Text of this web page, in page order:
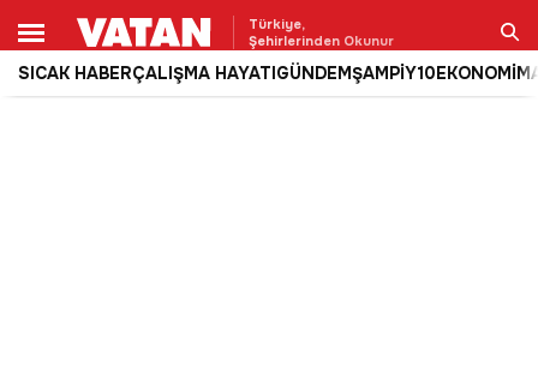
Türkiye,
Şehirlerinden Okunur
SICAK HABERÇALIŞMA HAYATIGÜNDEMŞAMPİY10EKONOMİ
Ara